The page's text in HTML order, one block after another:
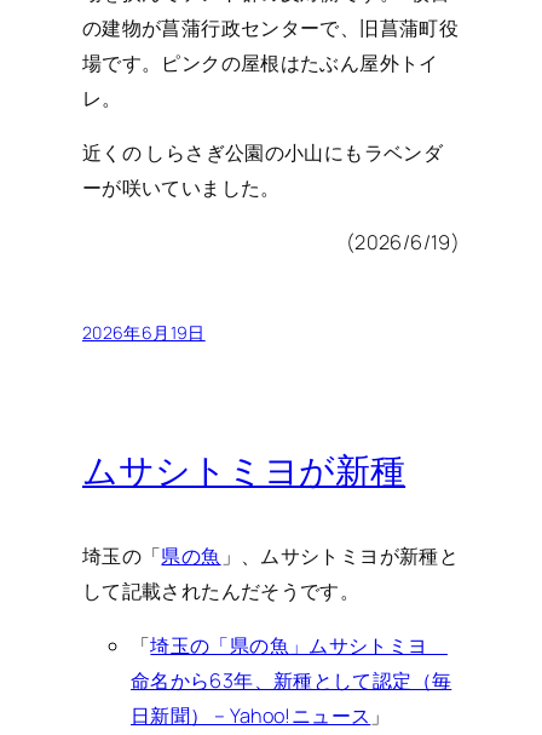
の建物が菖蒲行政センターで、旧菖蒲町役
場です。ピンクの屋根はたぶん屋外トイ
レ。
近くの しらさぎ公園の小山にもラベンダ
ーが咲いていました。
(2026/6/19)
2026年6月19日
ムサシトミヨが新種
埼玉の「県の魚 」、ムサシトミヨが新種と
して記載されたんだそうです。
「埼玉の「県の魚」ムサシトミヨ
命名から63年、新種として認定（毎
日新聞） – Yahoo!ニュース 」